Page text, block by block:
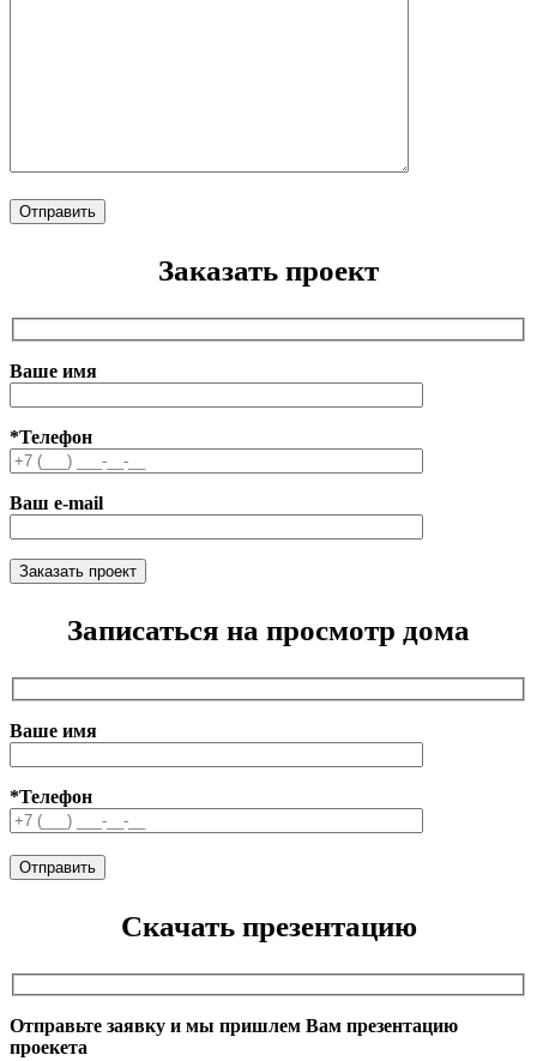
Заказать проект
Ваше имя
*Телефон
Ваш e-mail
Записаться на просмотр дома
Ваше имя
*Телефон
Скачать презентацию
Отправьте заявку и мы пришлем Вам презентацию
проекета